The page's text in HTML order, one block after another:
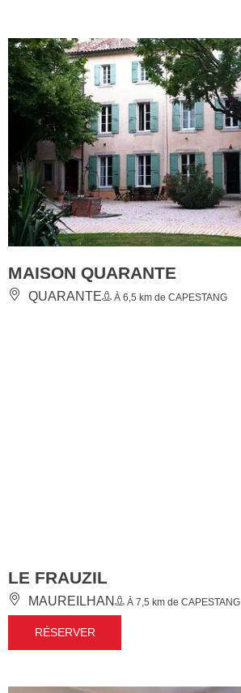
MAISON QUARANTE
QUARANTE À 6,5 km de CAPESTANG
LE FRAUZIL
MAUREILHAN À 7,5 km de CAPESTANG
RÉSERVER